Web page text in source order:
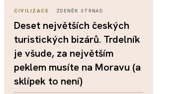
CIVILIZACE ZDENĚK STRNAD
Deset největších českých
turistických bizárů. Trdelník
je všude, za největším
peklem musíte na Moravu (a
sklípek to není)